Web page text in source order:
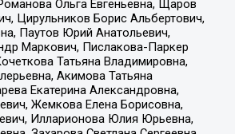
Ольга Евгеньевна, Щаров
Цирульников Борис Альбертович,
Паутов Юрий Анатольевич,
Маркович, Пислакова-Паркер
Татьяна Владимировна,
Акимова Татьяна
Екатерина Александровна,
Жемкова Елена Борисовна,
Илларионова Юлия Юрьевна,